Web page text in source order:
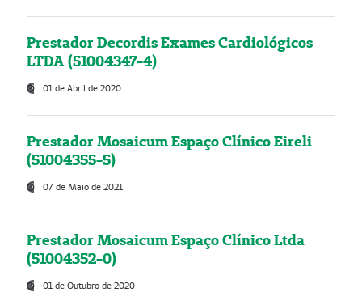
Prestador Decordis Exames Cardiológicos
LTDA (51004347-4)
01 de Abril de 2020
Prestador Mosaicum Espaço Clínico Eireli
(51004355-5)
07 de Maio de 2021
Prestador Mosaicum Espaço Clínico Ltda
(51004352-0)
01 de Outubro de 2020